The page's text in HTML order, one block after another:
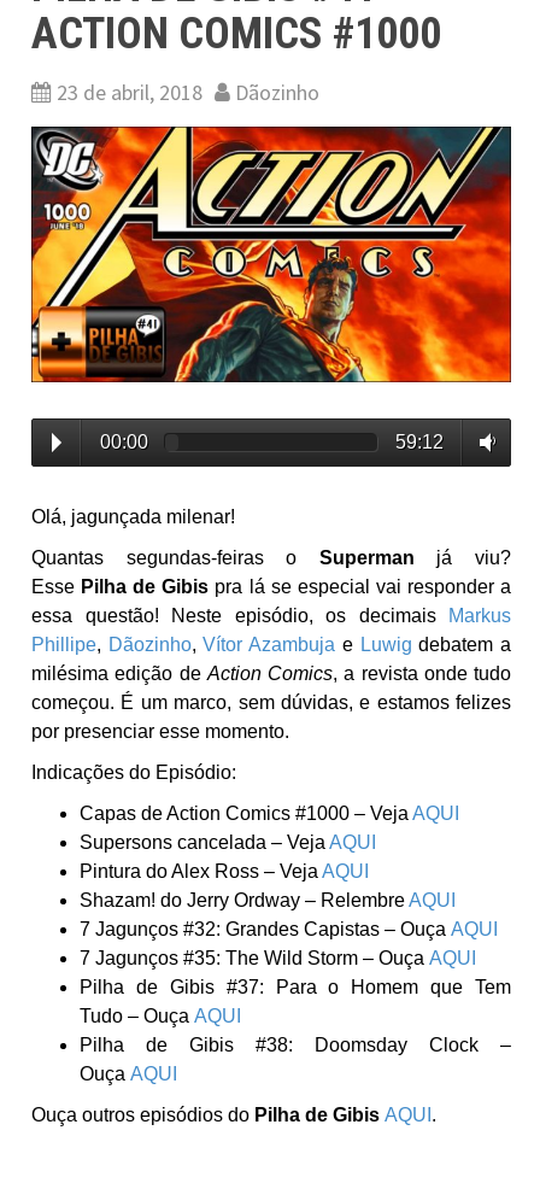
ACTION COMICS #1000
23 de abril, 2018 Dãozinho
00:00 59:12
Olá, jagunçada milenar!
Quantas segundas-feiras o Superman já viu?
Esse Pilha de Gibis pra lá se especial vai responder a
essa questão! Neste episódio, os decimais
Markus
Phillipe, Dãozinho,Vítor Azambuja e Luwig debatem a
milésima edição deAction Comics, a revista onde tudo
começou. É um marco, sem dúvidas, e estamos felizes
por presenciar esse momento.
Indicações do Episódio:
Capas de Action Comics #1000 – VejaAQUI
Supersons cancelada – VejaAQUI
Pintura do Alex Ross – VejaAQUI
Shazam! do Jerry Ordway – RelembreAQUI
7 Jagunços #32: Grandes Capistas – Ouça AQUI
7 Jagunços #35: The Wild Storm – Ouça AQUI
Pilha de Gibis #37: Para o Homem que Tem
Tudo – Ouça AQUI
Pilha de Gibis #38: Doomsday Clock –
Ouça AQUI
Ouça outros episódios do Pilha de Gibis AQUI .